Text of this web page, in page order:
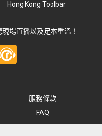
Hong Kong Toolbar
場直播以及足本重溫！
服務條款
FAQ